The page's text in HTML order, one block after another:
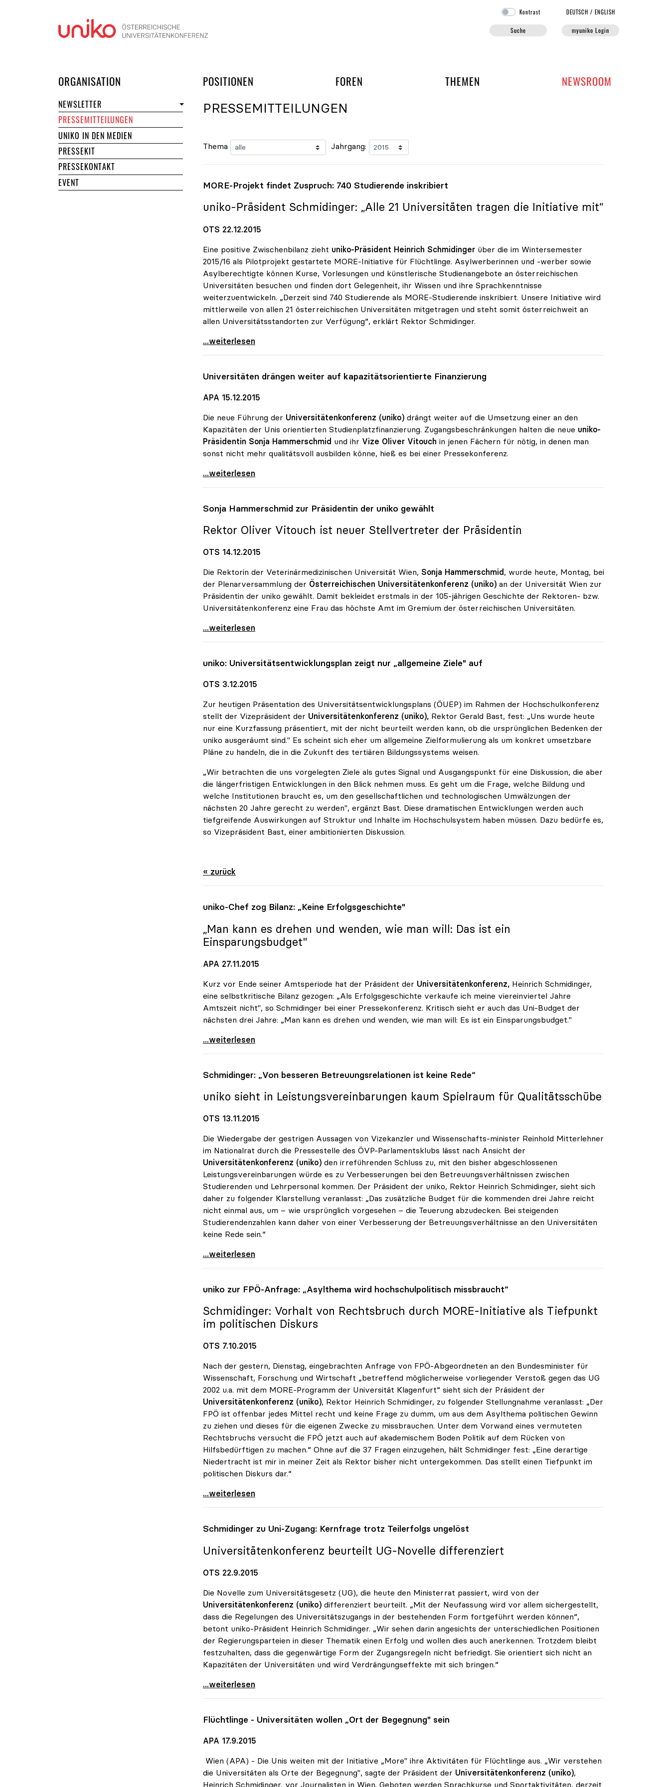
Kontrast DEUTSCH /ENGLISH
Suche myuniko Login
ORGANISATION POSITIONEN FOREN UND ARBEITSGRUPPEN DER UNIKO
THEMEN NEWSROOM
NEWSLETTER
PRESSEMITTEILUNGEN
UNIKO IN DEN MEDIEN
PRESSEKIT
PRESSEKONTAKT
EVENT
PRESSEMITTEILUNGEN
Thema Jahrgang:
MORE-Projekt findet Zuspruch: 740 Studierende inskribiert
uniko-Präsident Schmidinger: „Alle 21 Universitäten tragen die Initiative mit“
OTS 22.12.2015
Eine positive Zwischenbilanz zieht uniko-Präsident Heinrich Schmidinger über die im Wintersemester
2015/16 als Pilotprojekt gestartete MORE-Initiative für Flüchtlinge. Asylwerberinnen und -werber sowie
Asylberechtigte können Kurse, Vorlesungen und künstlerische Studienangebote an österreichischen
Universitäten besuchen und finden dort Gelegenheit, ihr Wissen und ihre Sprachkenntnisse
weiterzuentwickeln. „Derzeit sind 740 Studierende als MORE-Studierende inskribiert. Unsere Initiative wird
mittlerweile von allen 21 österreichischen Universitäten mitgetragen und steht somit österreichweit an
allen Universitätsstandorten zur Verfügung“, erklärt Rektor Schmidinger.
MORE-Projekt findet Zuspruch: 740 Studierende
...weiterlesen
Universitäten drängen weiter auf kapazitätsorientierte Finanzierung
APA 15.12.2015
Die neue Führung der Universitätenkonferenz (uniko) drängt weiter auf die Umsetzung einer an den
Kapazitäten der Unis orientierten Studienplatzfinanzierung. Zugangsbeschränkungen halten die neue uniko-
Präsidentin Sonja Hammerschmid und ihr Vize Oliver Vitouch in jenen Fächern für nötig, in denen man
sonst nicht mehr qualitätsvoll ausbilden könne, hieß es bei einer Pressekonferenz.
Universitäten drängen weiter auf
...weiterlesen
Sonja Hammerschmid zur Präsidentin der uniko gewählt
Rektor Oliver Vitouch ist neuer Stellvertreter der Präsidentin
OTS 14.12.2015
Die Rektorin der Veterinärmedizinischen Universität Wien, Sonja Hammerschmid, wurde heute, Montag, bei
der Plenarversammlung der Österreichischen Universitätenkonferenz (uniko) an der Universität Wien zur
Präsidentin der uniko gewählt. Damit bekleidet erstmals in der 105-jährigen Geschichte der Rektoren- bzw.
Universitätenkonferenz eine Frau das höchste Amt im Gremium der österreichischen Universitäten.
Sonja Hammerschmid zur Präsidentin der uniko
...weiterlesen
uniko: Universitätsentwicklungsplan zeigt nur „allgemeine Ziele" auf
OTS 3.12.2015
Zur heutigen Präsentation des Universitätsentwicklungsplans (ÖUEP) im Rahmen der Hochschulkonferenz
stellt der Vizepräsident der Universitätenkonferenz (uniko), Rektor Gerald Bast, fest: „Uns wurde heute
nur eine Kurzfassung präsentiert, mit der nicht beurteilt werden kann, ob die ursprünglichen Bedenken der
uniko ausgeräumt sind." Es scheint sich eher um allgemeine Zielformulierung als um konkret umsetzbare
Pläne zu handeln, die in die Zukunft des tertiären Bildungssystems weisen.
„Wir betrachten die uns vorgelegten Ziele als gutes Signal und Ausgangspunkt für eine Diskussion, die aber
die längerfristigen Entwicklungen in den Blick nehmen muss. Es geht um die Frage, welche Bildung und
welche Institutionen braucht es, um den gesellschaftlichen und technologischen Umwälzungen der
nächsten 20 Jahre gerecht zu werden", ergänzt Bast. Diese dramatischen Entwicklungen werden auch
tiefgreifende Auswirkungen auf Struktur und Inhalte im Hochschulsystem haben müssen. Dazu bedürfe es,
so Vizepräsident Bast, einer ambitionierten Diskussion.
« zurück
uniko-Chef zog Bilanz: „Keine Erfolgsgeschichte"
„Man kann es drehen und wenden, wie man will: Das ist ein
Einsparungsbudget"
APA 27.11.2015
Kurz vor Ende seiner Amtsperiode hat der Präsident der Universitätenkonferenz, Heinrich Schmidinger,
eine selbstkritische Bilanz gezogen: „Als Erfolgsgeschichte verkaufe ich meine viereinviertel Jahre
Amtszeit nicht", so Schmidinger bei einer Pressekonferenz. Kritisch sieht er auch das Uni-Budget der
nächsten drei Jahre: „Man kann es drehen und wenden, wie man will: Es ist ein Einsparungsbudget."
uniko-Chef zog Bilanz: „Keine Erfolgsgeschichte\"
...weiterlesen
Schmidinger: „Von besseren Betreuungsrelationen ist keine Rede“
uniko sieht in Leistungsvereinbarungen kaum Spielraum für Qualitätsschübe
OTS 13.11.2015
Die Wiedergabe der gestrigen Aussagen von Vizekanzler und Wissenschafts-minister Reinhold Mitterlehner
im Nationalrat durch die Pressestelle des ÖVP-Parlamentsklubs lässt nach Ansicht der
Universitätenkonferenz (uniko) den irreführenden Schluss zu, mit den bisher abgeschlossenen
Leistungsvereinbarungen würde es zu Verbesserungen bei den Betreuungsverhältnissen zwischen
Studierenden und Lehrpersonal kommen. Der Präsident der uniko, Rektor Heinrich Schmidinger, sieht sich
daher zu folgender Klarstellung veranlasst: „Das zusätzliche Budget für die kommenden drei Jahre reicht
nicht einmal aus, um – wie ursprünglich vorgesehen – die Teuerung abzudecken. Bei steigenden
Studierendenzahlen kann daher von einer Verbesserung der Betreuungsverhältnisse an den Universitäten
keine Rede sein.“
Schmidinger: „Von besseren Betreuungsrelationen
...weiterlesen
uniko zur FPÖ-Anfrage: „Asylthema wird hochschulpolitisch missbraucht“
Schmidinger: Vorhalt von Rechtsbruch durch MORE-Initiative als Tiefpunkt
im politischen Diskurs
OTS 7.10.2015
Nach der gestern, Dienstag, eingebrachten Anfrage von FPÖ-Abgeordneten an den Bundesminister für
Wissenschaft, Forschung und Wirtschaft „betreffend möglicherweise vorliegender Verstoß gegen das UG
2002 u.a. mit dem MORE-Programm der Universität Klagenfurt“ sieht sich der Präsident der
Universitätenkonferenz (uniko), Rektor Heinrich Schmidinger, zu folgender Stellungnahme veranlasst: „Der
FPÖ ist offenbar jedes Mittel recht und keine Frage zu dumm, um aus dem Asylthema politischen Gewinn
zu ziehen und dieses für die eigenen Zwecke zu missbrauchen. Unter dem Vorwand eines vermuteten
Rechtsbruchs versucht die FPÖ jetzt auch auf akademischem Boden Politik auf dem Rücken von
Hilfsbedürftigen zu machen.“ Ohne auf die 37 Fragen einzugehen, hält Schmidinger fest: „Eine derartige
Niedertracht ist mir in meiner Zeit als Rektor bisher nicht untergekommen. Das stellt einen Tiefpunkt im
politischen Diskurs dar.“
uniko zur FPÖ-Anfrage: „Asylthema wird
...weiterlesen
Schmidinger zu Uni-Zugang: Kernfrage trotz Teilerfolgs ungelöst
Universitätenkonferenz beurteilt UG-Novelle differenziert
OTS 22.9.2015
Die Novelle zum Universitätsgesetz (UG), die heute den Ministerrat passiert, wird von der
Universitätenkonferenz (uniko) differenziert beurteilt. „Mit der Neufassung wird vor allem sichergestellt,
dass die Regelungen des Universitätszugangs in der bestehenden Form fortgeführt werden können“,
betont uniko-Präsident Heinrich Schmidinger. „Wir sehen darin angesichts der unterschiedlichen Positionen
der Regierungsparteien in dieser Thematik einen Erfolg und wollen dies auch anerkennen. Trotzdem bleibt
festzuhalten, dass die gegenwärtige Form der Zugangsregeln nicht befriedigt. Sie orientiert sich nicht an
Kapazitäten der Universitäten und wird Verdrängungseffekte mit sich bringen.“
Schmidinger zu Uni-Zugang: Kernfrage trotz
...weiterlesen
Flüchtlinge - Universitäten wollen „Ort der Begegnung" sein
APA 17.9.2015
Wien (APA) - Die Unis weiten mit der Initiative „More" ihre Aktivitäten für Flüchtlinge aus. „Wir verstehen
die Universitäten als Orte der Begegnung", sagte der Präsident der Universitätenkonferenz (uniko),
Heinrich Schmidinger, vor Journalisten in Wien. Geboten werden Sprachkurse und Sportaktivitäten, derzeit